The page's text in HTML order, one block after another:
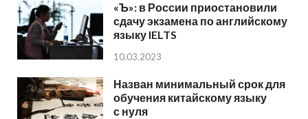
«Ъ»: в России приостановили
сдачу экзамена по английскому
языку IELTS
10.03.2023
Назван минимальный срок для
обучения китайскому языку
с нуля